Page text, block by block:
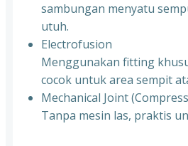
sambungan menyatu
utuh.
Electrofusion
Menggunakan fitting
cocok untuk area sempit
Mechanical Joint
Tanpa mesin las, praktis